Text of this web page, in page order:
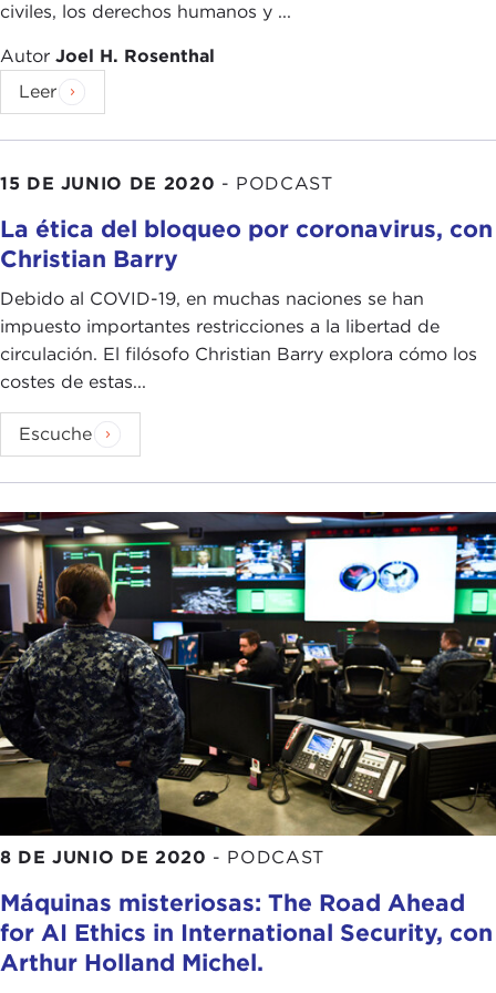
civiles, los derechos humanos y ...
Autor Joel H. Rosenthal
Leer
15 DE JUNIO DE 2020 - PODCAST
La ética del bloqueo por coronavirus, con
Christian Barry
Debido al COVID-19, en muchas naciones se han
impuesto importantes restricciones a la libertad de
circulación. El filósofo Christian Barry explora cómo los
costes de estas...
Escuche
8 DE JUNIO DE 2020 - PODCAST
Máquinas misteriosas: The Road Ahead
for AI Ethics in International Security, con
Arthur Holland Michel.